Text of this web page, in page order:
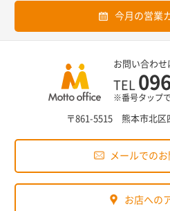
今月の営業
お問い合わせ
TEL
※番号タップ
〒861-5515 熊本市北区
メールでの
お店への